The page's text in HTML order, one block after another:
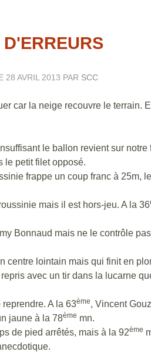
28 AVRIL 2013 PAR SCC
car la neige recouvre le terrain.
le ballon revient sur
le petit filet opposé.
frappe un coup franc à
mais il est hors-jeu. A la 36
Bonnaud mais ne le contrôle
centre lointain mais qui finit en
avec un tir dans la lucarne
A la 63ème, Vincent
jaune à la 78ème mn.
de pied arrêtés, mais à la 92ème